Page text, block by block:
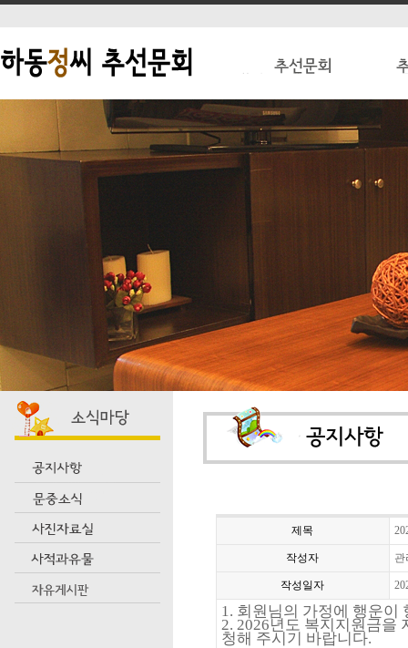
제목
작성자 관
작성일자
1. 회원님의 가정에 행운이
2. 2026년도 복지지원금을
청해 주시기 바랍니다.